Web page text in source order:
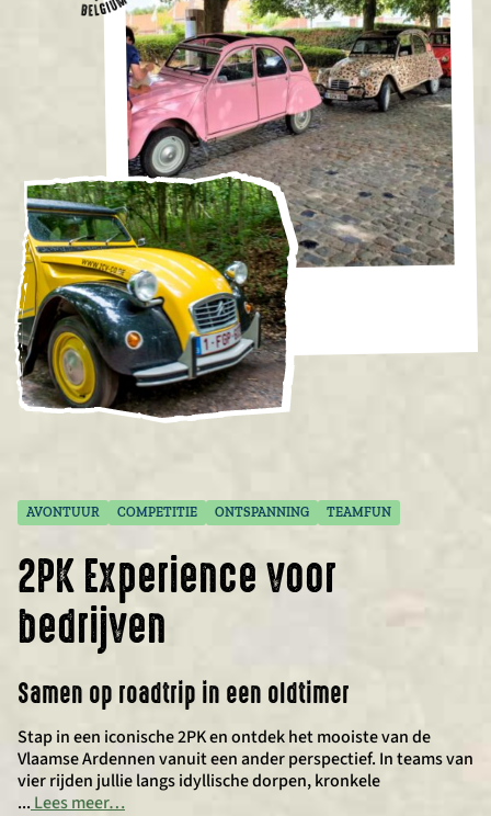
AVONTUUR COMPETITIE ONTSPANNING TEAMFUN
2PK Experience voor
bedrijven
Samen op roadtrip in een oldtimer
Stap in een iconische 2PK en ontdek het mooiste van de
Vlaamse Ardennen vanuit een ander perspectief. In teams van
vier rijden jullie langs idyllische dorpen, kronkele
... Lees meer…